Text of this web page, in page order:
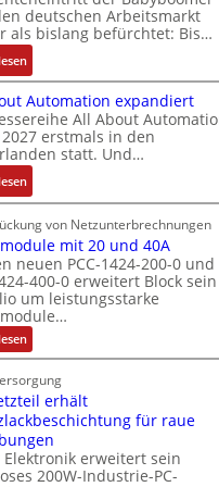
a
h
m
e
,
g
e
p
r
ä
g
t
d
u
r
c
h
a
s
A
u
s
s
t
e
m
r
e
r
z
u
m
V
o
r
s
t
a
n
d
d
e
s
D
M
A
E
l
g
e
b
n
s
s
e
e
t
ä
t
i
g
e
n
J
a
h
r
e
-
u
n
d
M
a
r
k
e
t
n
g
l
e
i
e
r
b
e
i
S
P
a
u
c
h
t
S
t
r
u
k
t
u
r
deutschen Arbeitsmarkt
als bislang befürchtet: Bis…
:
B
i
s
2
0
3
6
f
e
h
l
e
n
4
3
M
i
l
l
Automation expandiert
All About
erstmals in den
statt. Und…
:
A
l
l
A
b
o
u
t
u
t
o
m
a
von Netzunterbrechnungen
mit 20 und 40A
neuen PCC-1424-200-0 und
400-0 erweitert Block sein
um leistungsstarke
:
P
f
f
e
r
m
o
d
erhält
für raue
Elektronik erweitert sein
200W-Industrie-PC-